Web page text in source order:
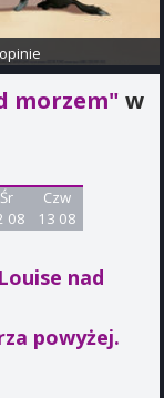
opinie
morzem" w
Śr
08
Czw
13 08
nad
powyżej.